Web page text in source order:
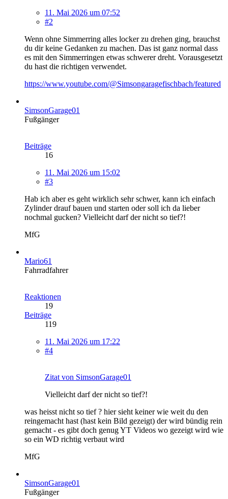
11. Mai 2026 um 07:52
#2
Wenn ohne Simmerring alles locker zu drehen ging, brauchst
du dir keine Gedanken zu machen. Das ist ganz normal dass
es mit den Simmerringen etwas schwerer dreht. Vorausgesetzt
du hast die richtigen verwendet.
https://www.youtube.com/@Simsongaragefischbach/featured
SimsonGarage01
Fußgänger
Beiträge
16
11. Mai 2026 um 15:02
#3
Hab ich aber es geht wirklich sehr schwer, kann ich einfach
Zylinder drauf bauen und starten oder soll ich da lieber
nochmal gucken? Vielleicht darf der nicht so tief?!
MfG
Mario61
Fahrradfahrer
Reaktionen
19
Beiträge
119
11. Mai 2026 um 17:22
#4
Zitat von SimsonGarage01
Vielleicht darf der nicht so tief?!
was heisst nicht so tief ? hier sieht keiner wie weit du den
reingemacht hast (hast kein Bild gezeigt) der wird bündig rein
gemacht - es gibt doch genug YT Videos wo gezeigt wird wie
so ein WD richtig verbaut wird
MfG
SimsonGarage01
Fußgänger